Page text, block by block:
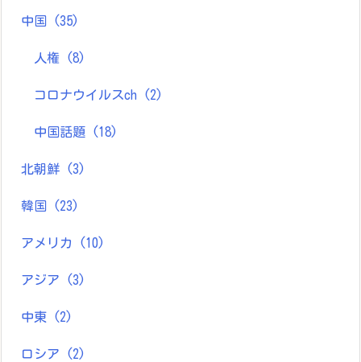
中国 (35)
人権 (8)
コロナウイルスch (2)
中国話題 (18)
北朝鮮 (3)
韓国 (23)
アメリカ (10)
アジア (3)
中東 (2)
ロシア (2)